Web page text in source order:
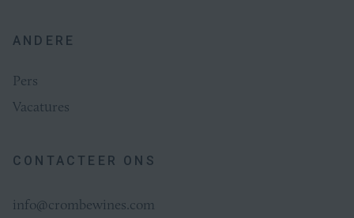
ANDERE
Pers
Vacatures
CONTACTEER ONS
info@crombewines.com